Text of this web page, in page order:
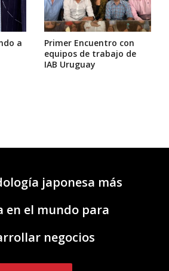
a
Primer Encuentro con
equipos de trabajo de
IAB Uruguay
japonesa más
en el mundo para
negocios